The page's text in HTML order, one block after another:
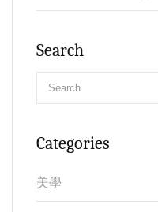
Search
Categories
美學